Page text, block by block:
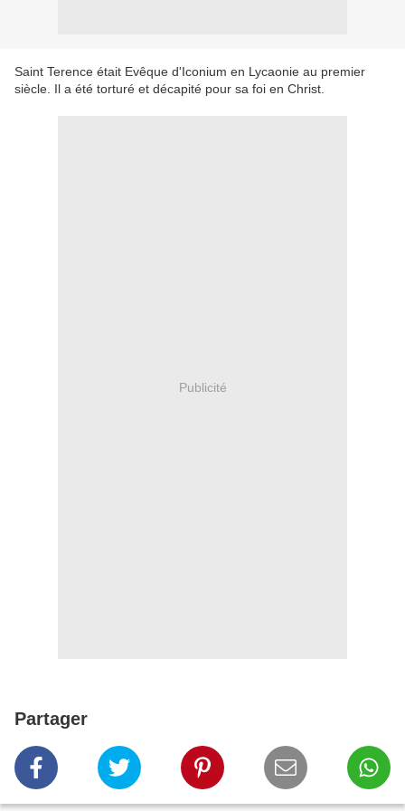
Saint Terence était Evêque d'Iconium en Lycaonie au premier
siècle Il a été torturé et décapité pour sa foi en Christ.
Publicité
Partager